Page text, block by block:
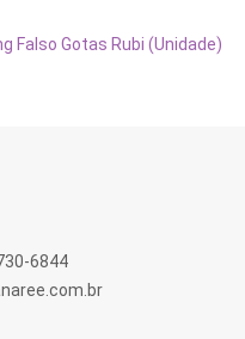
ADICIONAR AO CARRINHO
Falso Gotas Rubi (Unidade)
6844